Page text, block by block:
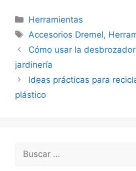
Categorías
Herramientas
Etiquetas
Accesorios Dremel,
Cómo usar la
jardinería
Ideas prácticas para
plástico
Buscar: